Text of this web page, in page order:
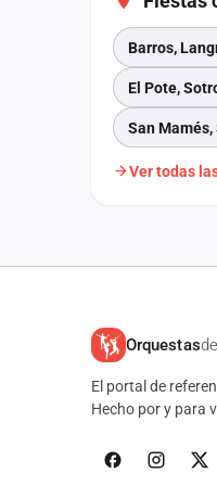
Barros,
El Pote,
San
Ver todas
Orquestas
El portal de
Hecho por y para